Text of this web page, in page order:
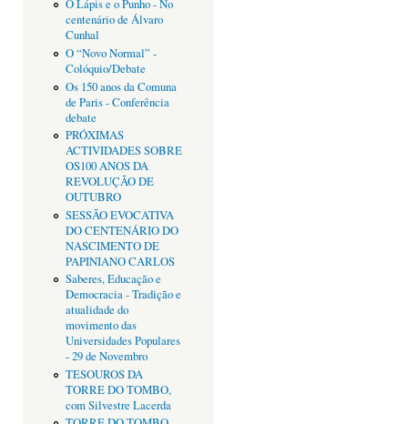
O Lápis e o Punho - No
centenário de Álvaro
Cunhal
O “Novo Normal” -
Colóquio/Debate
Os 150 anos da Comuna
de Paris - Conferência
debate
PRÓXIMAS
ACTIVIDADES SOBRE
OS100 ANOS DA
REVOLUÇÃO DE
OUTUBRO
SESSÃO EVOCATIVA
DO CENTENÁRIO DO
NASCIMENTO DE
PAPINIANO CARLOS
Saberes, Educação e
Democracia - Tradição e
atualidade do
movimento das
Universidades Populares
- 29 de Novembro
TESOUROS DA
TORRE DO TOMBO,
com Silvestre Lacerda